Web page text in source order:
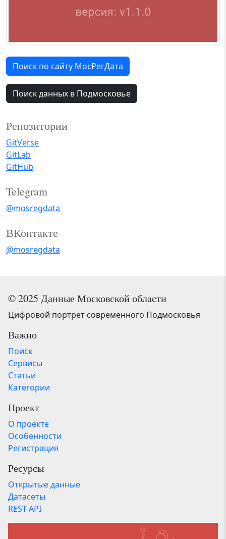
Поиск по сайту МосРегДата
Поиск данных в Подмосковье
Репозитории
GitVerse
GitLab
GitHub
Telegram
@mosregdata
ВКонтакте
@mosregdata
© 2025 Данные Московской области
Цифровой портрет современного Подмосковья
Важно
Поиск
Сервисы
Статьи
Категории
Проект
О проекте
Особенности
Регистрация
Ресурсы
Открытые данные
Датасеты
REST API